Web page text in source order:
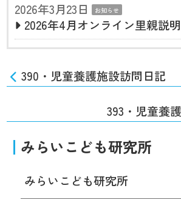
2026年3月23日
お知らせ
2026年4月オンライン里親説
390・児童養護施設訪問日記
393・児童養
みらいこども研究所
みらいこども研究所